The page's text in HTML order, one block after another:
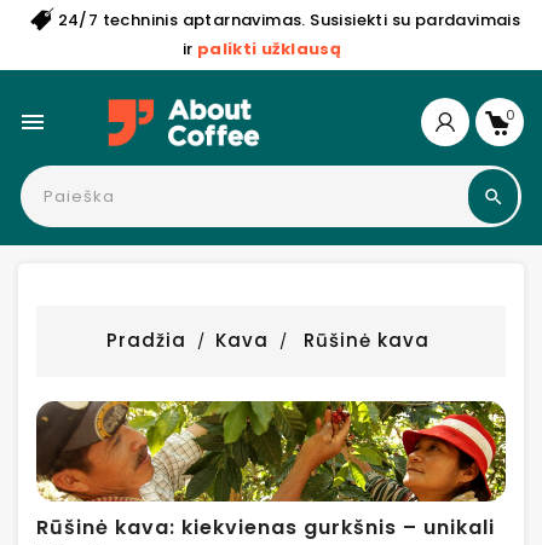
24/7 techninis aptarnavimas. Susisiekti su pardavimais
ir palikti užklausą
 0
Pradžia Kava Rūšinė kava
Rūšinė kava: kiekvienas gurkšnis – unikali